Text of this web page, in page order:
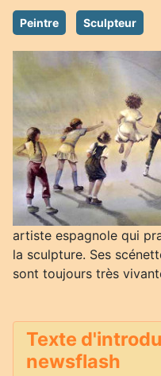
Peintre Sculpteur
artiste espagnole qui
la sculpture. Ses
sont toujours très
Texte
newsflash